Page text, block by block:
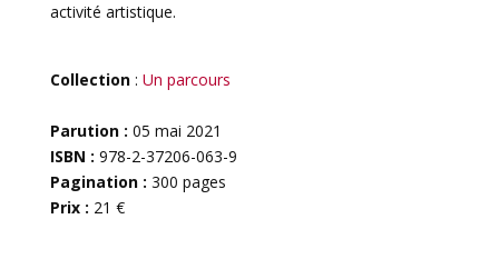
activité artistique.
Collection: Un parcours
Parution : 05 mai 2021
ISBN : 978-2-37206-063-9
Pagination : 300 pages
Prix : 21 €